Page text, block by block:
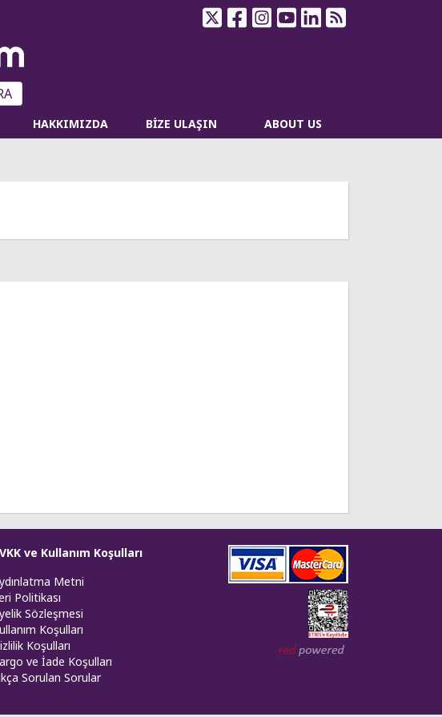
HAKKIMIZDA BİZE ULAŞIN ABOUT US
ve Kullanım Koşulları
Metni
Politikası
Sözleşmesi
Koşulları
Koşulları
ve İade Koşulları
Sorulan Sorular
Web tasarım: Red Bilişim